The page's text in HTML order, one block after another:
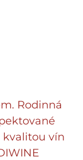
Rodinná
kvalitou vín